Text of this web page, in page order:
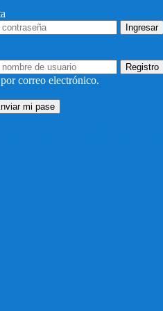
correo electrónico.